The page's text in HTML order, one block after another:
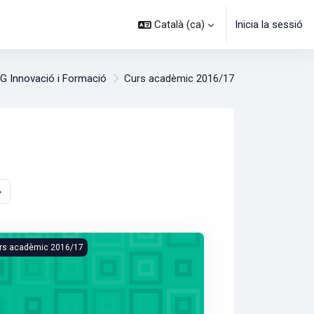
Català ‎(ca)‎ Inicia la sessió
Innovació i Formació Curs acadèmic 2016/17
11
Pàgina següent
OB1)/2016)
y Cine (C160034 (MOD1-9)/2016)
acadèmic 2016/17